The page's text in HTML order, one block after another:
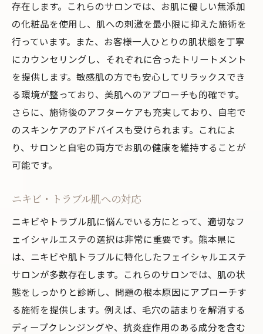
存在します。これらのサロンでは、お肌に優しい無添加
の化粧品を使用し、肌への刺激を最小限に抑えた施術を
行っています。また、お客様一人ひとりの肌状態を丁寧
にカウンセリングし、それぞれに合ったトリートメント
を提供します。敏感肌の方でも安心してリラックスでき
る環境が整っており、美肌へのアプローチも的確です。
さらに、施術後のアフターケアも充実しており、自宅で
のスキンケアのアドバイスも受けられます。これによ
り、サロンと自宅の両方でお肌の健康を維持することが
可能です。
ニキビ・トラブル肌への対応
ニキビやトラブル肌に悩んでいる方にとって、適切なフ
ェイシャルエステの選択は非常に重要です。熊本県に
は、ニキビや肌トラブルに特化したフェイシャルエステ
サロンが多数存在します。これらのサロンでは、肌の状
態をしっかりと診断し、問題の根本原因にアプローチす
る施術を提供します。例えば、毛穴の詰まりを解消する
ディープクレンジングや、抗炎症作用のある成分を含む